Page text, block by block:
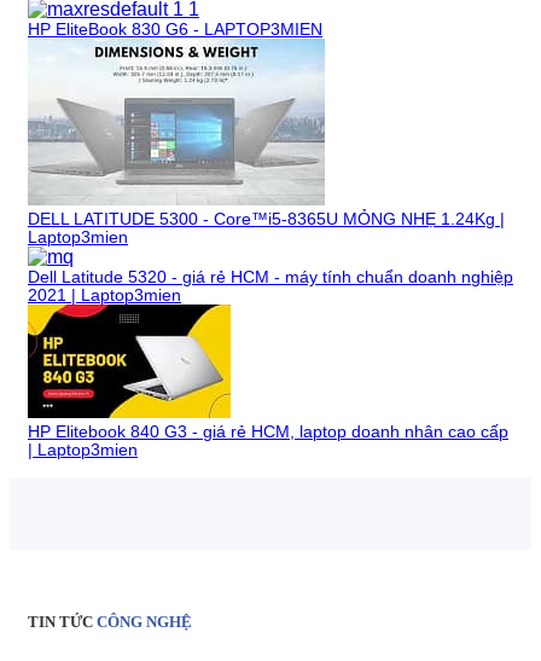
HP EliteBook 830 G6 - LAPTOP3MIEN
DELL LATITUDE 5300 - Core™i5-8365U MỎNG NHẸ 1.24Kg |
Laptop3mien
Dell Latitude 5320 - giá rẻ HCM - máy tính chuẩn doanh nghiệp
2021 | Laptop3mien
HP Elitebook 840 G3 - giá rẻ HCM, laptop doanh nhân cao cấp
| Laptop3mien
TIN TỨC CÔNG NGHỆ